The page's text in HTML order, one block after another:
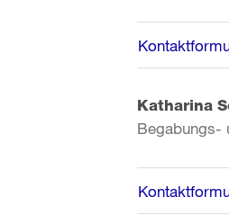
Katharina
Begabungs-